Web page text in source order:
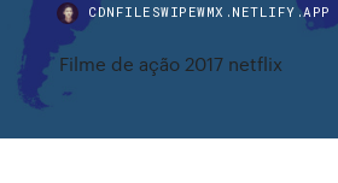
CDNFILESWIPEWMX.NETLIFY.APP
Filme de ação 2017 netflix